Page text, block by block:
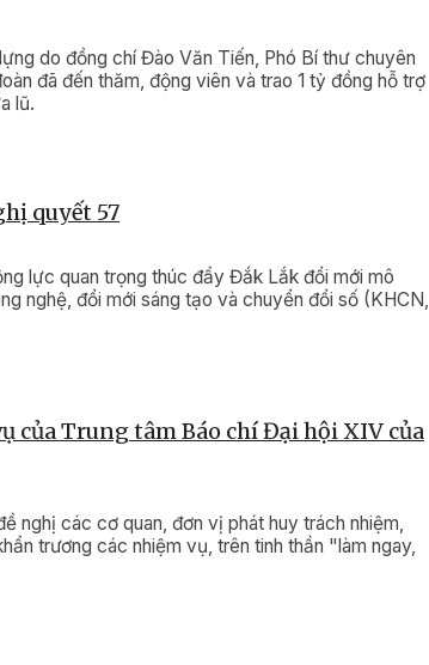
do đồng chí Đào Văn Tiến, Phó Bí thư chuyên
đã đến thăm, động viên và trao 1 tỷ đồng hỗ trợ
lũ.
quyết 57
lực quan trọng thúc đẩy Đắk Lắk đổi mới mô
nghệ, đổi mới sáng tạo và chuyển đổi số (KHCN,
Trung tâm Báo chí Đại hội XIV của
nghị các cơ quan, đơn vị phát huy trách nhiệm,
trương các nhiệm vụ, trên tinh thần "làm ngay,